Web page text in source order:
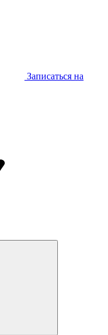
Записаться на